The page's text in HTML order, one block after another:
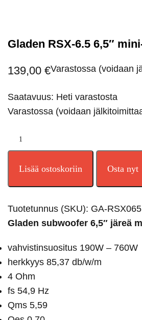
Gladen RSX-6.5 6,5″
139,00 €Varastossa (voidaan
Saatavuus: Heti varastosta
Varastossa (voidaan
Lisää ostoskoriin Osta nyt
Tuotetunnus (SKU): GA-RSX065
Gladen subwoofer 6,5″ järeä
vahvistinsuositus 190W – 760W
herkkyys 85,37 db/w/m
4 Ohm
fs 54,9 Hz
Qms 5,59